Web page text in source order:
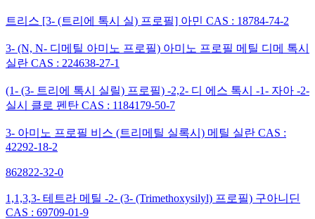
트리스 [3- (트리에 톡시 실) 프로필] 아민 CAS : 18784-74-2
3- (N, N- 디메틸 아미노 프로필) 아미노 프로필 메틸 디메 톡시
실란 CAS : 224638-27-1
(1- (3- 트리에 톡시 실릴) 프로필) -2,2- 디 에스 톡시 -1- 자아 -2-
실시 클로 펜탄 CAS : 1184179-50-7
3- 아미노 프로필 비스 (트리메틸 실록시) 메틸 실란 CAS :
42292-18-2
862822-32-0
1,1,3,3- 테트라 메틸 -2- (3- (Trimethoxysilyl) 프로필) 구아니딘
CAS : 69709-01-9